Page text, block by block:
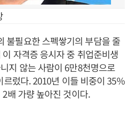
불필요한 스펙쌓기의 부담을 줄
자격증 응시자 중 취업준비생
지 않는 사람이 6만8천명으로
렀다. 2010년 이들 비중이 35%
배 가량 높아진 것이다.